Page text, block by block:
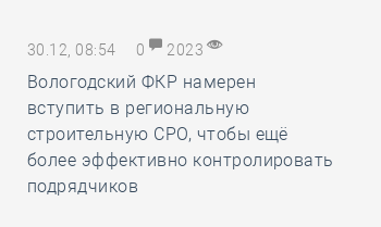
30.12, 08:54 0 2023
Вологодский ФКР намерен
вступить в региональную
строительную СРО, чтобы ещё
более эффективно контролировать
подрядчиков